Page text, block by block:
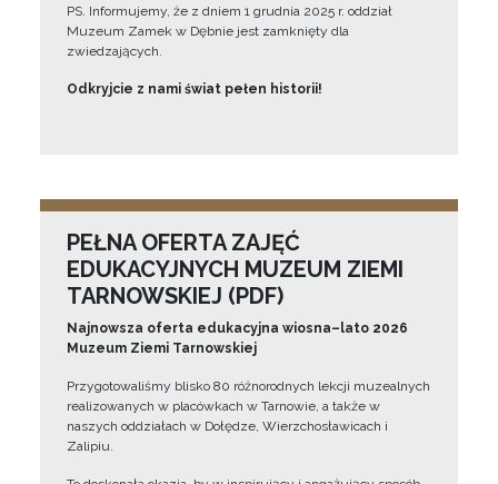
PS. Informujemy, że z dniem 1 grudnia 2025 r. oddział
Muzeum Zamek w Dębnie jest zamknięty dla
zwiedzających.
Odkryjcie z nami świat pełen historii!
PEŁNA OFERTA ZAJĘĆ
EDUKACYJNYCH MUZEUM ZIEMI
TARNOWSKIEJ (PDF)
Najnowsza oferta edukacyjna wiosna–lato 2026
Muzeum Ziemi Tarnowskiej
Przygotowaliśmy blisko 80 różnorodnych lekcji muzealnych
realizowanych w placówkach w Tarnowie, a także w
naszych oddziałach w Dołędze, Wierzchosławicach i
Zalipiu.